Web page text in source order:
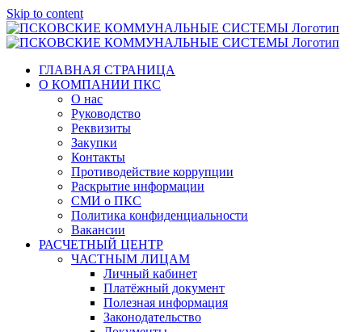
Skip to content
ГЛАВНАЯ СТРАНИЦА
О КОМПАНИИ ПКС
О нас
Руководство
Реквизиты
Закупки
Контакты
Противодействие коррупции
Раскрытие информации
СМИ о ПКС
Политика конфиденциальности
Вакансии
РАСЧЕТНЫЙ ЦЕНТР
ЧАСТНЫМ ЛИЦАМ
Личный кабинет
Платёжный документ
Полезная информация
Законодательство